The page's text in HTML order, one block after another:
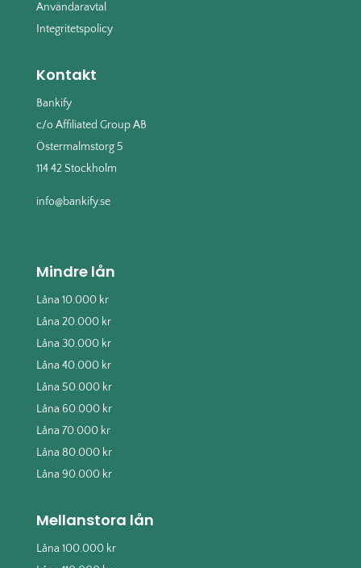
Användaravtal
Integritetspolicy
Kontakt
Bankify
c/o Affiliated Group AB
Östermalmstorg 5
114 42 Stockholm
info@bankify.se
Mindre lån
Låna 10.000 kr
Låna 20.000 kr
Låna 30.000 kr
Låna 40.000 kr
Låna 50.000 kr
Låna 60.000 kr
Låna 70.000 kr
Låna 80.000 kr
Låna 90.000 kr
Mellanstora lån
Låna 100.000 kr